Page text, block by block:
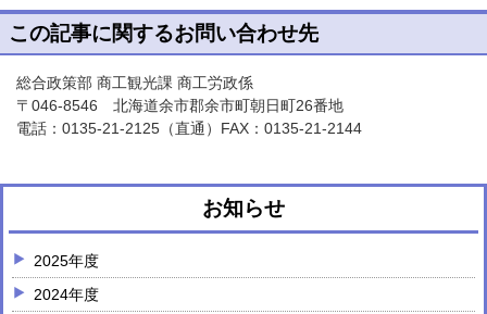
この記事に関するお問い合わせ先
総合政策部 商工観光課 商工労政係
〒046-8546 北海道余市郡余市町朝日町26番地
電話： 0135-21-2125 （直通）FAX：0135-21-2144
お知らせ
2025年度
2024年度